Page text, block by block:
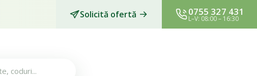
Solicită ofertă 0755 327 431
L–V: 08:00 – 16:30